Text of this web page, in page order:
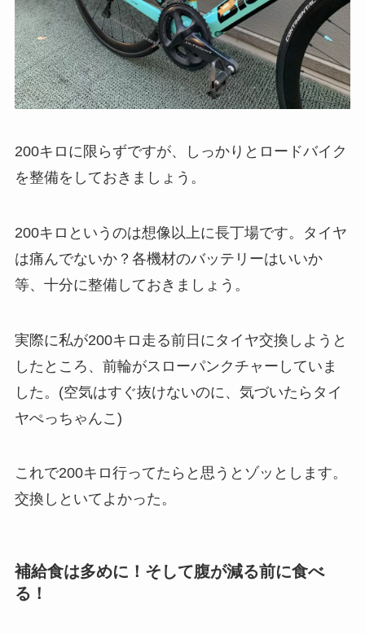
200キロに限らずですが、しっかりとロードバイク
を整備をしておきましょう。
200キロというのは想像以上に長丁場です。タイヤ
は痛んでないか？各機材のバッテリーはいいか
等、十分に整備しておきましょう。
実際に私が200キロ走る前日にタイヤ交換しようと
したところ、前輪がスローパンクチャーしていま
した。(空気はすぐ抜けないのに、気づいたらタイ
ヤぺっちゃんこ)
これで200キロ行ってたらと思うとゾッとします。
交換しといてよかった。
補給食は多めに！そして腹が減る前に食べ
る！